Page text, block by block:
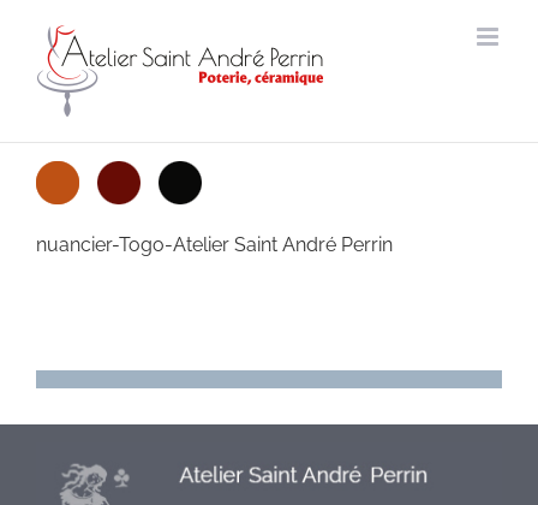
contenu
nuancier-Togo-Atelier Saint André Perrin